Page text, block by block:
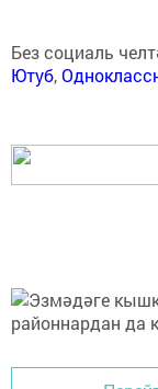
Без социаль
Ютуб,